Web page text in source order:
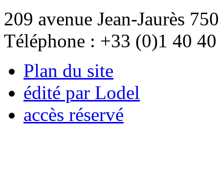
209 avenue Jean-Jaurès
Téléphone : +33 (0)1 40
Plan du site
édité par Lodel
accès réservé